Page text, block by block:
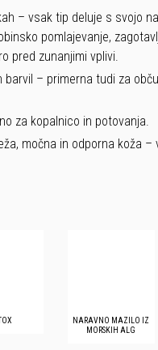
– vsak tip deluje s svojo
pomlajevanje,
pred zunanjimi vplivi.
barvil – primerna tudi za
za kopalnico in potovanja.
močna in odporna koža –
NARAVNO MAZILO IZ
MORSKIH ALG